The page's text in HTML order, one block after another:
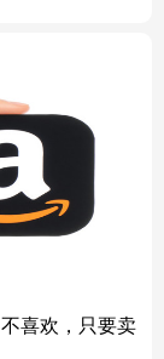
喜欢，只要卖